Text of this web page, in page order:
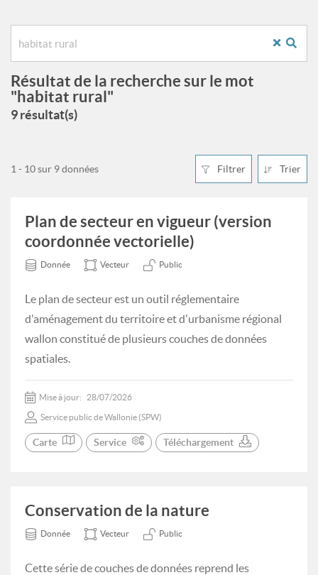
Résultat de la recherche sur le mot
"habitat rural"
9 résultat(s)
Filtrer Trier
1 - 10 sur 9 données
Plan de secteur en vigueur (version
coordonnée vectorielle)
Donnée Vecteur Public
Le plan de secteur est un outil réglementaire
d'aménagement du territoire et d'urbanisme régional
wallon constitué de plusieurs couches de données
spatiales.
Mise à jour: 28/07/2026
Service public de Wallonie (SPW)
Carte Service Téléchargement
Conservation de la nature
Donnée Vecteur Public
Cette série de couches de données reprend les